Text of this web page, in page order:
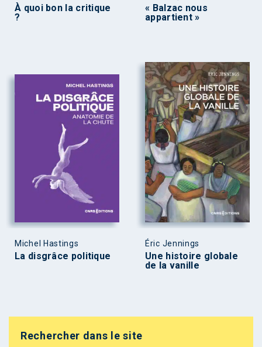
À quoi bon la critique
?
« Balzac nous
appartient »
Michel Hastings
La disgrâce politique
Éric Jennings
Une histoire globale
de la vanille
Rechercher dans le site